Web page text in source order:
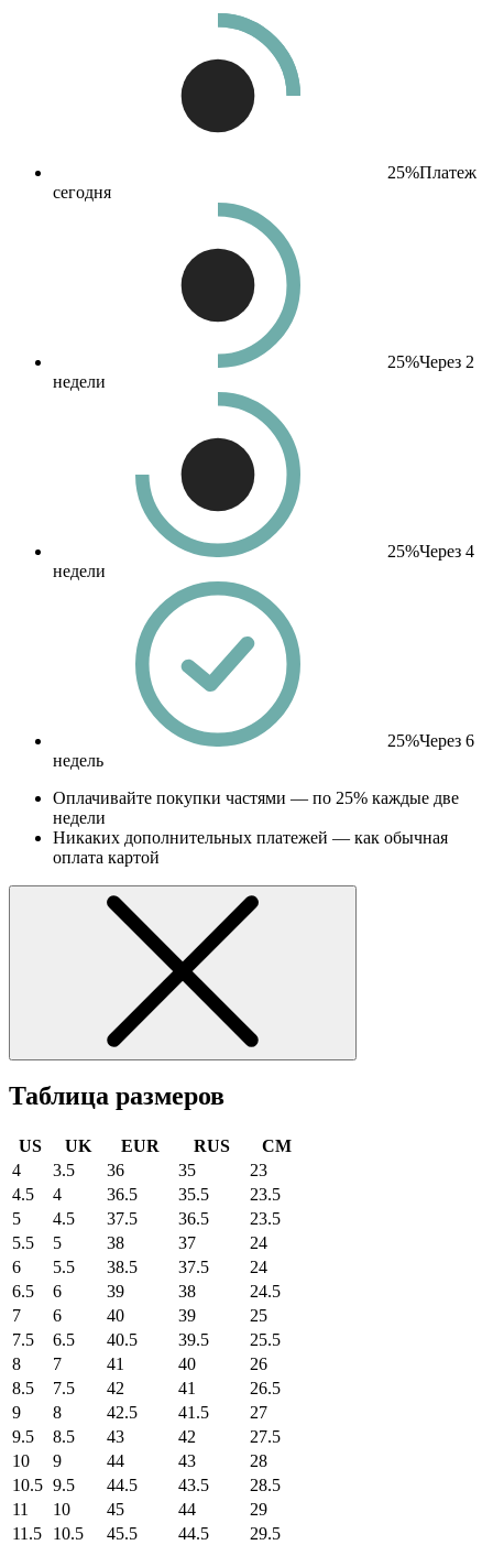
25%Платеж
сегодня
25%Через 2
недели
25%Через 4
недели
25%Через 6
недель
Оплачивайте покупки частями — по 25% каждые две
недели
Никаких дополнительных платежей — как обычная
оплата картой
Таблица размеров
US UK EUR RUS
CM
4
3.5 36 35
23
4.5
4 36.5 35.5
23.5
5
4.5 37.5 36.5
23.5
5.5
5 38 37
24
6
5.5 38.5 37.5
24
6.5
6 39 38
24.5
7
6 40 39
25
7.5
6.5 40.5 39.5
25.5
8
7 41 40
26
8.5
7.5 42 41
26.5
9
8 42.5 41.5
27
9.5
8.5 43 42
27.5
10
9 44 43
28
10.5 9.5 44.5 43.5
28.5
11
10 45 44
29
11.5
10.5 45.5 44.5
29.5